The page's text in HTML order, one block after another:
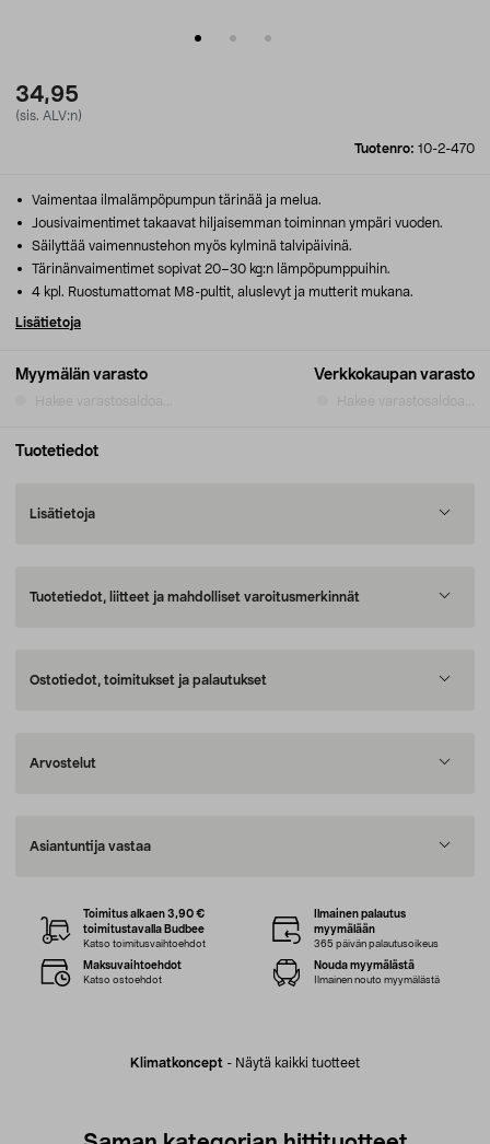
34,95
(sis. ALV:n)
Tuotenro: 10-2-470
Myymälän varasto
Hakee varastosaldoa...
Verkkokaupan varasto
Hakee varastosaldoa...
Vaimentaa ilmalämpöpumpun tärinää ja melua.
Jousivaimentimet takaavat hiljaisemman toiminnan ympäri vuoden.
Säilyttää vaimennustehon myös kylminä talvipäivinä.
Tärinänvaimentimet sopivat 20–30 kg:n lämpöpumppuihin.
4 kpl. Ruostumattomat M8-pultit, aluslevyt ja mutterit mukana.
Lisätietoja
Tuotetiedot
Lisätietoja
Tuotetiedot, liitteet ja mahdolliset varoitusmerkinnät
Ostotiedot, toimitukset ja palautukset
Arvostelut
Asiantuntija vastaa
Klimatkoncept - Näytä kaikki tuotteet
Toimitus alkaen 3,90 €
toimitustavalla Budbee
Katso toimitusvaihtoehdot
Ilmainen palautus
myymälään
365 päivän palautusoikeus
Maksuvaihtoehdot
Katso ostoehdot
Nouda myymälästä
Ilmainen nouto myymälästä